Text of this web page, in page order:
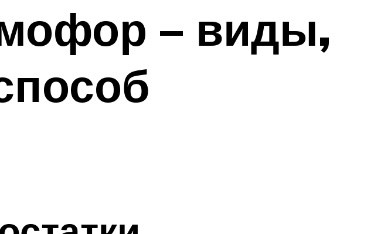
– виды,